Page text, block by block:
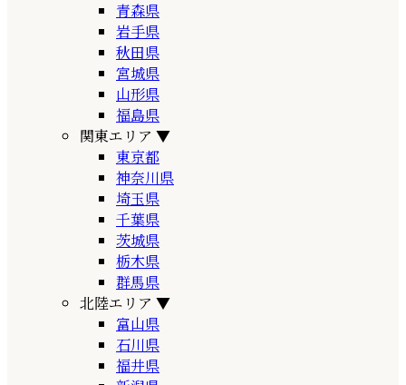
青森県
岩手県
秋田県
宮城県
山形県
福島県
関東エリア ▼
東京都
神奈川県
埼玉県
千葉県
茨城県
栃木県
群馬県
北陸エリア ▼
富山県
石川県
福井県